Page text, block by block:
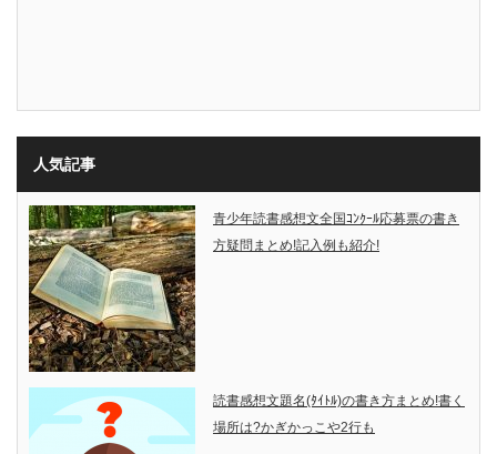
人気記事
青少年読書感想文全国ｺﾝｸｰﾙ応募票の書き
方疑問まとめ!記入例も紹介!
読書感想文題名(ﾀｲﾄﾙ)の書き方まとめ!書く
場所は?かぎかっこや2行も